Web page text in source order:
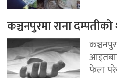
कञ्चनपुरमा राना
फेला